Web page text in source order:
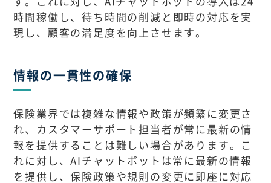
時間稼働し、待ち時間の削減と即時の対応を実
現し、顧客の満足度を向上させます。
情報の一貫性の確保
保険業界では複雑な情報や政策が頻繁に変更さ
れ、カスタマーサポート担当者が常に最新の情
報を提供することは難しい場合があります。こ
れに対し、AIチャットボットは常に最新の情報
を提供し、保険政策や規則の変更に即座に対応